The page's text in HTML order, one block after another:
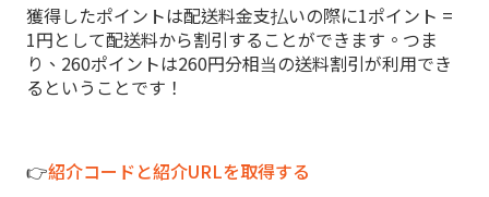
獲得したポイントは配送料金支払いの際に1ポイント =
1円として配送料から割引することができます。つま
り、260ポイントは260円分相当の送料割引が利用でき
るということです！
👉紹介コードと紹介URLを取得する